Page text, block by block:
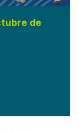
de